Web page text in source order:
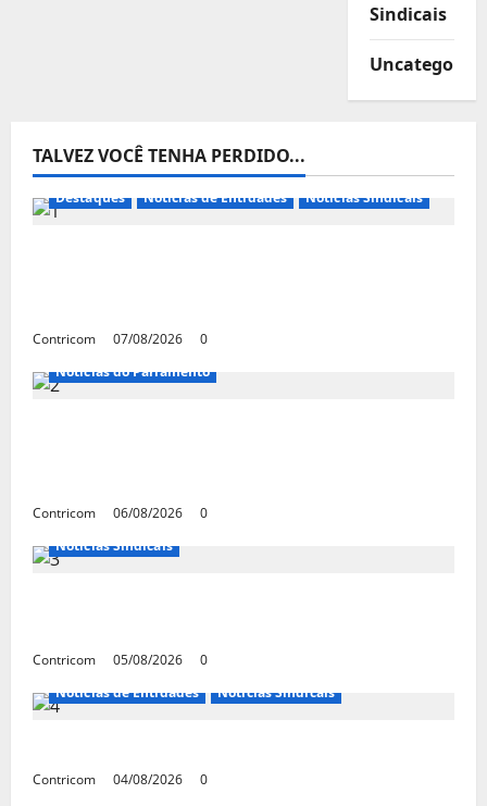
Sindicais
TALVEZ VOCÊ TENHA PERDIDO...
Destaques Notícias de Entidades Notícias Sindicais
Contricom 07/08/2026
0
Notícias do Parlamento
Contricom 06/08/2026
0
Notícias Sindicais
Contricom 05/08/2026
0
Notícias de Entidades
Notícias Sindicais
Contricom 04/08/2026 0